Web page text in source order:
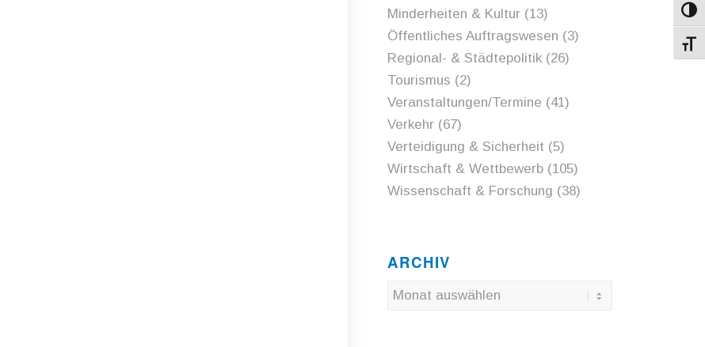
Minderheiten & Kultur(13)
Öffentliches Auftragswesen (3)
Regional- & Städtepolitik(26)
Tourismus (2)
Veranstaltungen/Termine (41)
Verkehr(67)
Verteidigung & Sicherheit (5)
Wirtschaft & Wettbewerb(105)
Wissenschaft & Forschung (38)
ARCHIV